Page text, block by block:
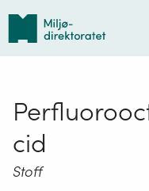
Tilbake
forsiden
cid
Stoff